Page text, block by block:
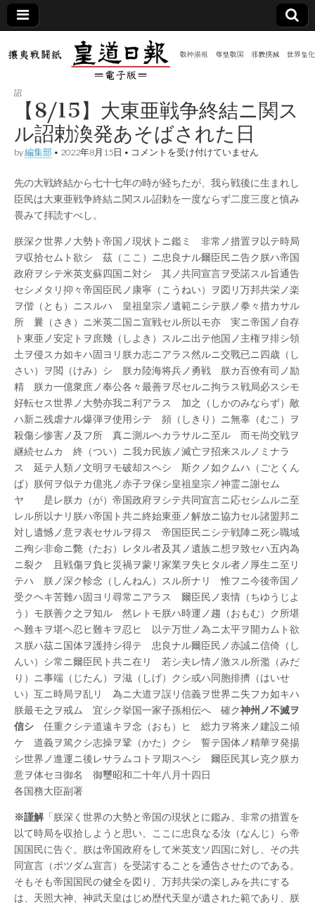
皇道
日報
（防
共新
聞）
電子
版
敬神
尊皇
｜昭
和八
年創
刊
皇道
実
攘夷
戦闘
紙
詔
【8/15】大東亜戦争終結ニ関ス
ル詔勅渙発あそばされた日
by編集部 • 2022年8月15日 • 【8/15】
亜
戦
争
ニ
関
ス
ル
詔
勅
渙
発
そ
ば
さ
れ
た
日
は
コメントを受け付けていません
先の大戦終結から七十七年の時が経ちたが、我ら戦後に生まれし
臣民は大東亜戦争終結ニ関スル詔勅を一度ならず二度三度と慎み
畏みて拝読すべし。
朕深ク世界ノ大勢ト帝国ノ現状トニ鑑ミ 非常ノ措置ヲ以テ時局
ヲ収拾セムト欲シ 茲（ここ）ニ忠良ナル爾臣民ニ告ク朕ハ帝国
政府ヲシテ米英支蘇四国ニ対シ 其ノ共同宣言ヲ受諾スル旨通告
セシメタリ抑々帝国臣民ノ康寧（こうねい）ヲ図リ万邦共栄ノ楽
ヲ偕（とも）ニスルハ 皇祖皇宗ノ遺範ニシテ朕ノ拳々措カサル
所 曩（さき）ニ米英二国ニ宣戦セル所以モ亦 実ニ帝国ノ自存
ト東亜ノ安定トヲ庶幾（しよき）スルニ出テ他国ノ主権ヲ排シ領
土ヲ侵スカ如キハ固ヨリ朕カ志ニアラス然ルニ交戰已ニ四歳（し
さい）ヲ閲（けみ）シ 朕カ陸海将兵ノ勇戦 朕カ百僚有司ノ励
精 朕カ一億衆庶ノ奉公各々最善ヲ尽セルニ拘ラス戦局必スシモ
好転セス世界ノ大勢亦我ニ利アラス 加之（しかのみならず）敵
ハ新ニ残虐ナル爆弾ヲ使用シテ 頻（しきり）ニ無辜（むこ）ヲ
殺傷シ惨害ノ及フ所 真ニ測ルヘカラサルニ至ル 而モ尚交戦ヲ
継続セムカ 終（つい）ニ我カ民族ノ滅亡ヲ招来スルノミナラ
ス 延テ人類ノ文明ヲモ破却スヘシ 斯クノ如クムハ（ごとくん
ば）朕何ヲ似テカ億兆ノ赤子ヲ保シ皇祖皇宗ノ神霊ニ謝セム
ヤ 是レ朕カ（が）帝国政府ヲシテ共同宣言ニ応セシムルニ至
レル所以ナリ朕ハ帝国ト共ニ終始東亜ノ解放ニ協力セル諸盟邦ニ
対し遺憾ノ意ヲ表セサルヲ得ス 帝国臣民ニシテ戦陣ニ死シ職域
ニ殉シ非命ニ斃（たお）レタル者及其ノ遺族ニ想ヲ致セハ五内為
ニ裂ク 且戦傷ヲ負ヒ災禍ヲ蒙リ家業ヲ失ヒタル者ノ厚生ニ至リ
テハ 朕ノ深ク軫念（しんねん）スル所ナリ 惟フニ今後帝国ノ
受クヘキ苦難ハ固ヨリ尋常ニアラス 爾臣民ノ衷情（ちゆうじよ
う）モ朕善ク之ヲ知ル 然レトモ朕ハ時運ノ趨（おもむ）ク所堪
ヘ難キヲ堪ヘ忍ヒ難キヲ忍ヒ 以テ万世ノ為ニ太平ヲ開カムト欲
ス朕ハ茲ニ国体ヲ護持シ得テ 忠良ナル爾臣民ノ赤誠ニ信倚（し
んい）シ常ニ爾臣民ト共ニ在リ 若シ夫レ情ノ激スル所濫（みだ
り）ニ事端（じたん）ヲ滋（しげ）クシ或ハ同胞排擠（はいせ
い）互ニ時局ヲ乱リ 為ニ大道ヲ誤リ信義ヲ世界ニ失フカ如キハ
朕最モ之ヲ戒ム 宜シク挙国一家子孫相伝へ 確ク神州ノ不滅ヲ
信シ 任重クシテ道遠キヲ念（おも）ヒ 総力ヲ将来ノ建設ニ傾
ケ 道義ヲ篤クシ志操ヲ鞏（かた）クシ 誓テ国体ノ精華ヲ発揚
シ世界ノ進運ニ後レサラムコトヲ期スヘシ 爾臣民其レ克ク朕カ
意ヲ体セヨ御名 御璽昭和二十年八月十四日
各国務大臣副署
※謹解「朕深く世界の大勢と帝国の現状とに鑑み、非常の措置を
以て時局を収拾しようと思い、ここに忠良なる汝（なんじ）ら帝
国国民に告ぐ。朕は帝国政府をして米英支ソ四国に対し、その共
同宣言（ポツダム宣言）を受諾することを通告させたのである。
そもそも帝国国民の健全を図り、万邦共栄の楽しみを共にする
は、天照大神、神武天皇はじめ歴代天皇が遺された範であり、朕